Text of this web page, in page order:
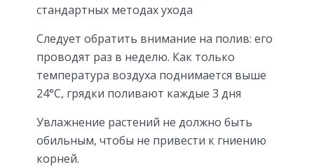
стандартных методах ухода
Следует обратить внимание на полив: его
проводят раз в неделю. Как только
температура воздуха поднимается выше
24°С, грядки поливают каждые 3 дня
Увлажнение растений не должно быть
обильным, чтобы не привести к гниению
корней.